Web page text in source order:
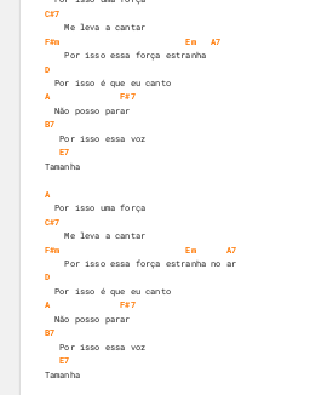
C#7
    Me leva a cantar
F#m
Em
A7
    Por isso essa força estranha
D
  Por isso é que eu canto
A
F#7
  Não posso parar
B7
   Por isso essa voz
E7
Tamanha
A
  Por isso uma força
C#7
    Me leva a cantar
F#m
Em
A7
    Por isso essa força estranha no ar
D
  Por isso é que eu canto
A
F#7
  Não posso parar
B7
   Por isso essa voz
E7
Tamanha